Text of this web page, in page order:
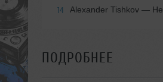
14 Alexander Tishkov —
ПОДРОБНЕЕ